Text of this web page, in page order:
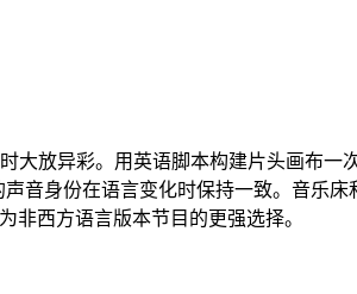
大放异彩。用英语脚本构建片头画布
音身份在语言变化时保持一致。音乐
非西方语言版本节目的更强选择。